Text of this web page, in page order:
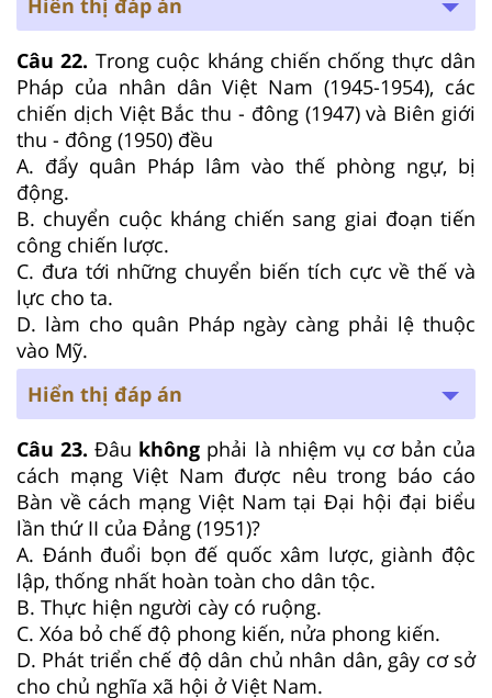
Câu 22. Trong cuộc kháng chiến chống thực dân
Pháp của nhân dân Việt Nam (1945-1954), các
chiến dịch Việt Bắc thu - đông (1947) và Biên giới
thu - đông (1950) đều
A. đẩy quân Pháp lâm vào thế phòng ngự, bị
động.
B. chuyển cuộc kháng chiến sang giai đoạn tiến
công chiến lược.
C. đưa tới những chuyển biến tích cực về thế và
lực cho ta.
D. làm cho quân Pháp ngày càng phải lệ thuộc
vào Mỹ.
Hiển thị đáp án
Câu 23.Đâu không phải là nhiệm vụ cơ bản của
cách mạng Việt Nam được nêu trong báo cáo
Bàn về cách mạng Việt Nam tại Đại hội đại biểu
lần thứ II của Đảng (1951)?
A. Đánh đuổi bọn đế quốc xâm lược, giành độc
lập, thống nhất hoàn toàn cho dân tộc.
B. Thực hiện người cày có ruộng.
C. Xóa bỏ chế độ phong kiến, nửa phong kiến.
D. Phát triển chế độ dân chủ nhân dân, gây cơ sở
cho chủ nghĩa xã hội ở Việt Nam.